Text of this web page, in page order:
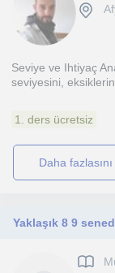
Seviye ve Ihtiyaç
seviyesini,
1. ders ücretsiz
daha